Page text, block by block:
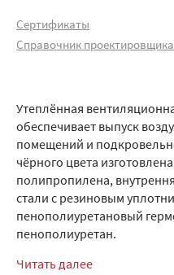
Сертификаты
Справочник
Утеплённая
обеспечивает выпуск
помещений и
чёрного цвета
полипропилена,
стали с резиновым
пенополиуретановый
пенополиуретан.
Читать далее